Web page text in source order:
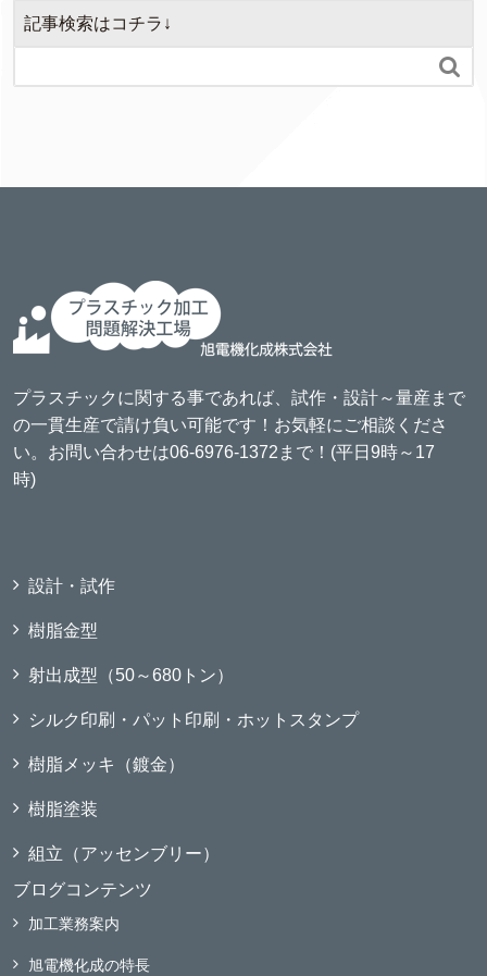
記事検索はコチラ↓

プラスチックに関する事であれば、試作・設計～量産まで
の一貫生産で請け負い可能です！お気軽にご相談くださ
い。お問い合わせは06-6976-1372まで！(平日9時～17
時)
設計・試作
樹脂金型
射出成型（50～680トン）
シルク印刷・パット印刷・ホットスタンプ
樹脂メッキ（鍍金）
樹脂塗装
組立（アッセンブリー）
ブログコンテンツ
加工業務案内
旭電機化成の特長